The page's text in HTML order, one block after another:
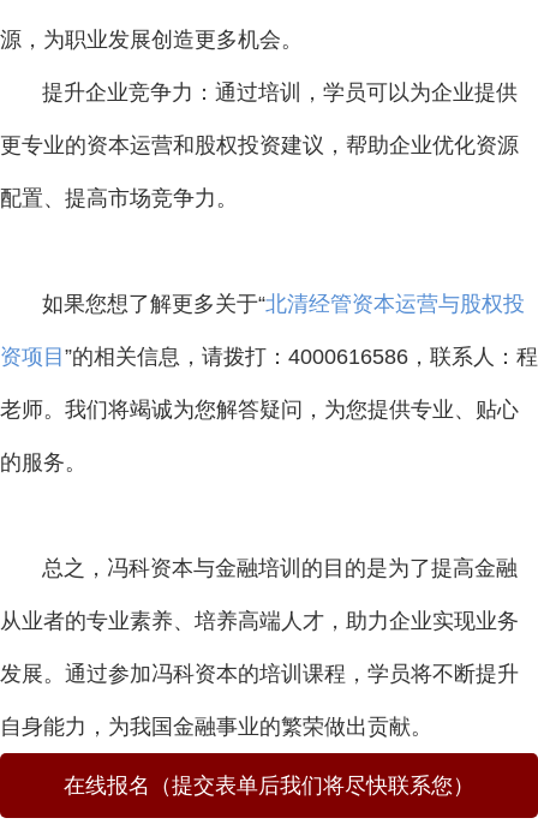
源，为职业发展创造更多机会。
提升企业竞争力：通过培训，学员可以为企业提供
更专业的资本运营和股权投资建议，帮助企业优化资源
配置、提高市场竞争力。
如果您想了解更多关于“北清经管资本运营与股权投
资项目”的相关信息，请拨打：4000616586，联系人：程
老师。我们将竭诚为您解答疑问，为您提供专业、贴心
的服务。
总之，冯科资本与金融培训的目的是为了提高金融
从业者的专业素养、培养高端人才，助力企业实现业务
发展。通过参加冯科资本的培训课程，学员将不断提升
自身能力，为我国金融事业的繁荣做出贡献。
在线报名（提交表单后我们将尽快联系您）